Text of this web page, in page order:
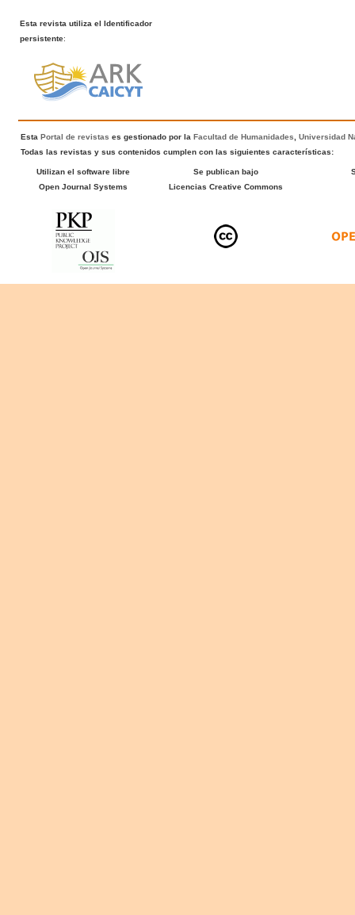
Esta revista utiliza el Identificador
persistente:
EstaPortal de revistas es gestionado por laFacultad de Humanidades ,Universidad
Todas las revistas y sus contenidos cumplen con las siguientes características:
Utilizan el software libre
Open Journal Systems
Se publican bajo
Licencias Creative Commons